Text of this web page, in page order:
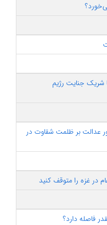
شریک جنایت رژیم
عدالت بر ظلمت شقاوت در
در غزه را متوقف کنید